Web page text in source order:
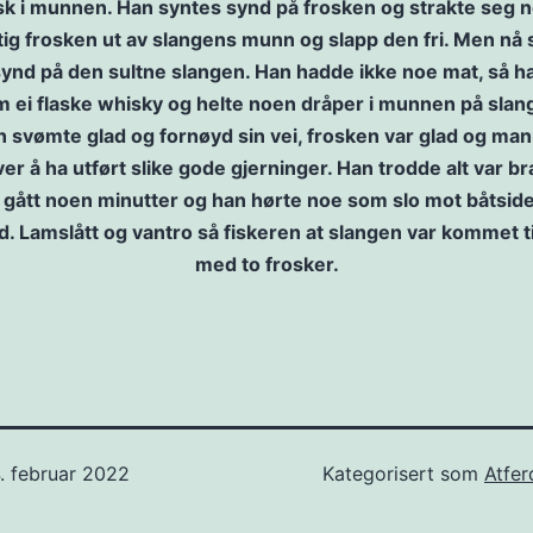
i munnen. Han syntes synd på frosken og strakte seg
frosken ut av slangens munn og slapp den fri. Men nå
på den sultne slangen. Han hadde ikke noe mat, så
ei flaske whisky og helte noen dråper i munnen på
svømte glad og fornøyd sin vei, frosken var glad og
å ha utført slike gode gjerninger. Han trodde alt var
noen minutter og han hørte noe som slo mot
Lamslått og vantro så fiskeren at slangen var kommet
med to frosker.
februar 2022 Kategorisert som